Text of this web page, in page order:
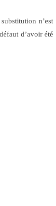
n’est
d’avoir été